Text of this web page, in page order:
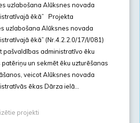
uzlabošana Alūksnes novada
ēkā” Projekta
uzlabošana Alūksnes novada
ēkā” (Nr.4.2.2.0/17/I/081)
pašvaldības administratīvo ēku
un sekmēt ēku uzturēšanas
veicot Alūksnes novada
ēkas Dārza ielā…
projekti